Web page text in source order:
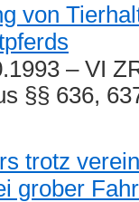
von
– VI
§§ 636,
trotz
grober